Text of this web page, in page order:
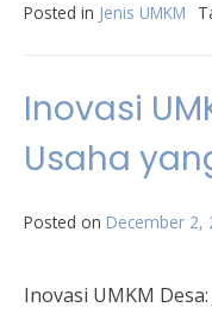
Posted in Jenis UMKM
Inovasi
Usaha
Posted on December 2,
Inovasi UMKM